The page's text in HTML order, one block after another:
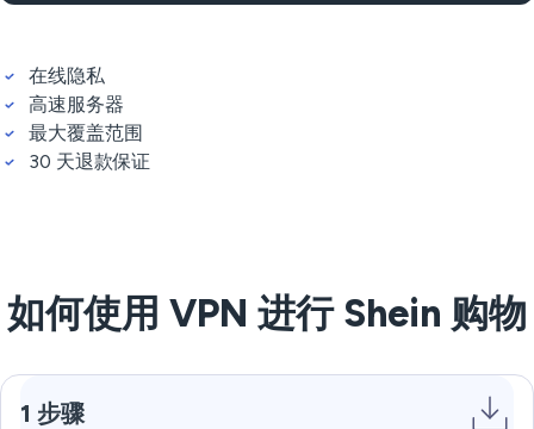
在线隐私
高速服务器
最大覆盖范围
30 天退款保证
如何使用 VPN 进行 Shein 购物
1 步骤